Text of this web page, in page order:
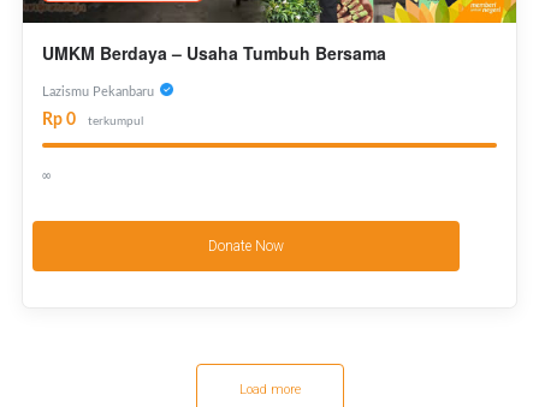
UMKM Berdaya – Usaha Tumbuh Bersama
Lazismu Pekanbaru
Rp 0 terkumpul
∞
Donate Now
Load more